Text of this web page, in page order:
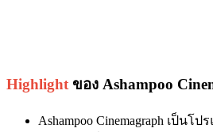
Highlight ของ Ashampoo
Ashampoo Cinemagraph เป็นโ